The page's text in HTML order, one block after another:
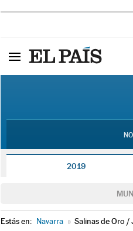
2019
Estás en: Navarra » Salinas de Oro /